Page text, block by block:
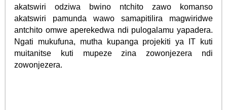
akatswiri odziwa bwino ntchito zawo komanso
akatswiri pamunda wawo samapitilira magwiridwe
antchito omwe aperekedwa ndi pulogalamu yapadera.
Ngati mukufuna, mutha kupanga projekiti ya IT kuti
muitanitse kuti mupeze zina zowonjezera ndi
zowonjezera.